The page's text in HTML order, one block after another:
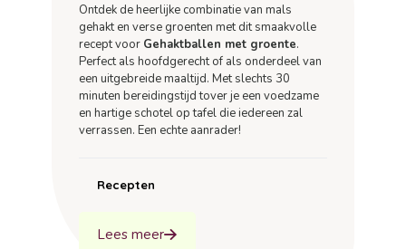
Ontdek de heerlijke combinatie van mals
gehakt en verse groenten met dit smaakvolle
recept voor Gehaktballen met groente.
Perfect als hoofdgerecht of als onderdeel van
een uitgebreide maaltijd. Met slechts 30
minuten bereidingstijd tover je een voedzame
en hartige schotel op tafel die iedereen zal
verrassen. Een echte aanrader!
Recepten
Lees meer